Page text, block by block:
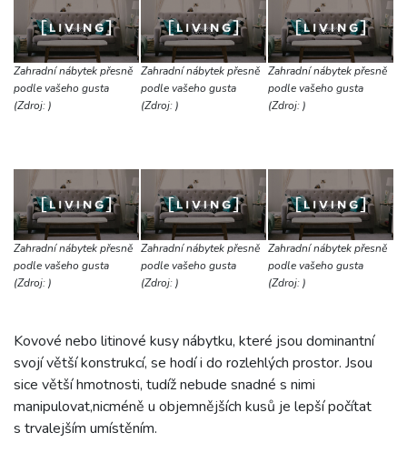
Zahradní nábytek přesně
podle vašeho gusta
(Zdroj: )
Zahradní nábytek přesně
podle vašeho gusta
(Zdroj: )
Zahradní nábytek přesně
podle vašeho gusta
(Zdroj: )
Zahradní nábytek přesně
podle vašeho gusta
(Zdroj: )
Zahradní nábytek přesně
podle vašeho gusta
(Zdroj: )
Zahradní nábytek přesně
podle vašeho gusta
(Zdroj: )
Kovové nebo litinové kusy nábytku, které jsou dominantní
svojí větší konstrukcí, se hodí i do rozlehlých prostor. Jsou
sice větší hmotnosti, tudíž nebude snadné s nimi
manipulovat,nicméně u objemnějších kusů je lepší počítat
s trvalejším umístěním.